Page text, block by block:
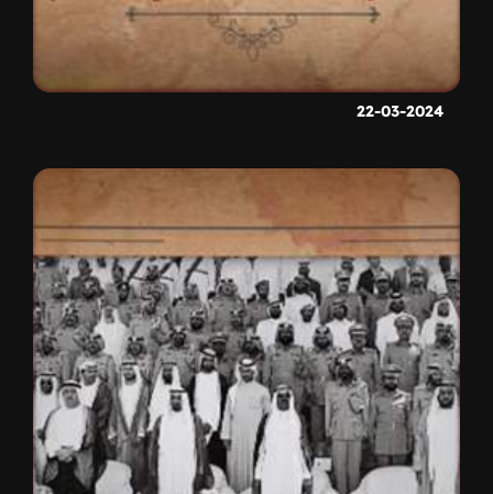
22-03-2024